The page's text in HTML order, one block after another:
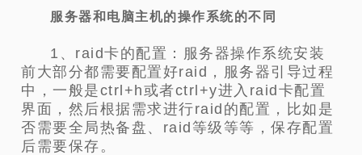
服务器和电脑主机的操作系统的不同
1、raid卡的配置：服务器操作系统安装
前大部分都需要配置好raid，服务器引导过程
中，一般是ctrl+h或者ctrl+y进入raid卡配置
界面，然后根据需求进行raid的配置，比如是
否需要全局热备盘、raid等级等等，保存配置
后需要保存。